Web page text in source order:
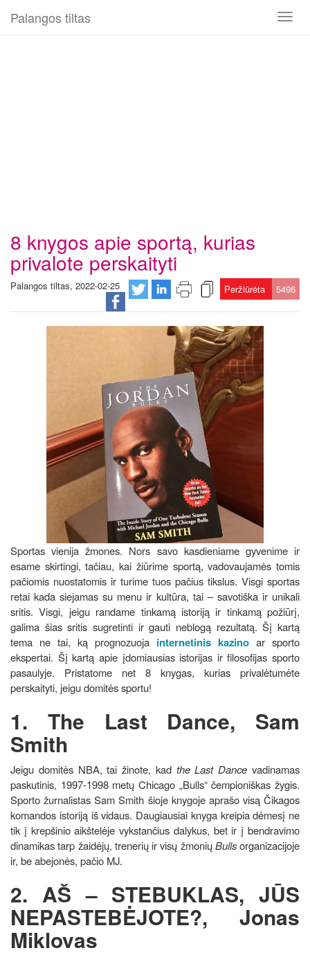
Toggle
Palangos tiltas
8 knygos apie sportą, kurias
privalote perskaityti
Palangos tiltas, 2022-02-25 Peržiūrėta 5496
Sportas vienija žmones. Nors savo kasdieniame gyvenime ir
esame skirtingi, tačiau, kai žiūrime sportą, vadovaujamės tomis
pačiomis nuostatomis ir turime tuos pačius tikslus. Visgi sportas
retai kada siejamas su menu ir kultūra, tai – savotiška ir unikali
sritis. Visgi, jeigu randame tinkamą istoriją ir tinkamą požiūrį,
galima šias sritis sugretinti ir gauti neblogą rezultatą. Šį kartą
tema ne tai, ką prognozuoja internetinis kazino ar sporto
ekspertai. Šį kartą apie įdomiausias istorijas ir filosofijas sporto
pasaulyje. Pristatome net 8 knygas, kurias privalėtumėte
perskaityti, jeigu domitės sportu!
1. The Last Dance, Sam
Smith
Jeigu domitės NBA, tai žinote, kad the Last Dancevadinamas
paskutinis, 1997-1998 metų Chicago „Bulls“ čempioniškas žygis.
Sporto žurnalistas Sam Smith šioje knygoje aprašo visą Čikagos
komandos istoriją iš vidaus. Daugiausiai knyga kreipia dėmesį ne
tik į krepšinio aikštelėje vykstančius dalykus, bet ir į bendravimo
dinamikas tarp žaidėjų, trenerių ir visų žmoniųBullsorganizacijoje
ir, be abejonės, pačio MJ.
2. AŠ – STEBUKLAS, JŪS
NEPASTEBĖJOTE?, Jonas
Miklovas